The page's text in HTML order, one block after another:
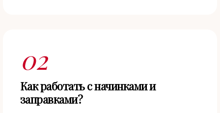
02
Как работать с начинками и
заправками?